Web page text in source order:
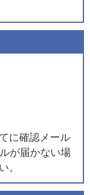
に確認メール
が届かない場
。